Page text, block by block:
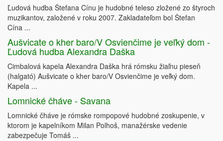
Ľudová hudba Štefana Cínu je hudobné teleso zložené zo štyroch
muzikantov, založené v roku 2007. Zakladateľom bol Štefan
Cína ...
Aušvicate o kher baro/V Osvienčime je veľký dom -
Ľudová hudba Alexandra Daška
Cimbalová kapela Alexandra Daška hrá rómsku žiaľnu pieseň
(halgató) Aušvicate o kher baro/V Osvienčime je veľký dom.
Kapela ...
Lomnické čháve - Savana
Lomnické čháve je rómske rompopové hudobné zoskupenie, v
ktorom je kapelníkom Milan Polhoš, manažérske vedenie
zabezpečuje Tomáš ...